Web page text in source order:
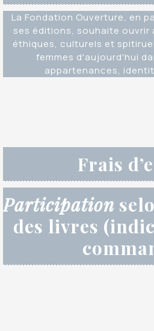
La Fondation Ouverture, en
ses éditions, souhaite ouvrir
éthiques, culturels et
femmes d'aujourd'hui
appartenances,
Frais
Participation
des livres